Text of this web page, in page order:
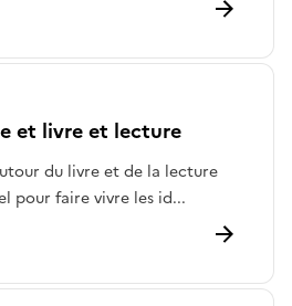
et livre et lecture
du livre et de la lecture
pour faire vivre les id...